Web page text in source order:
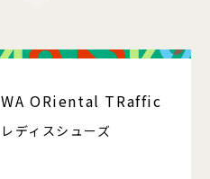
WA ORiental TRaffic
レディスシューズ